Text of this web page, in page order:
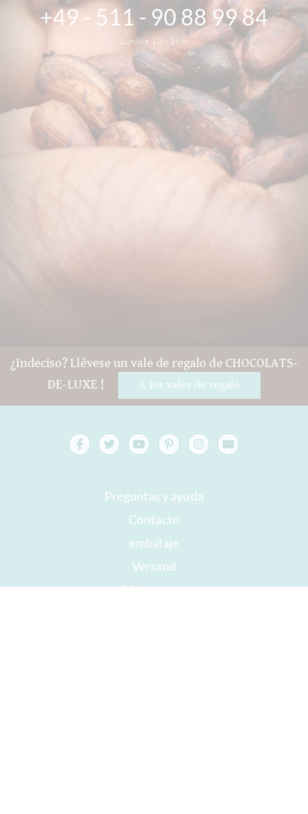
+49 - 511 - 90 88 99 84
Lun-Vie 10 - 18 h
¿Indeciso? Llévese un vale de regalo de CHOCOLATS-
DE-LUXE !
A los vales de regalo
Preguntas y ayuda
Contacto
embalaje
Versand
Mejor antes